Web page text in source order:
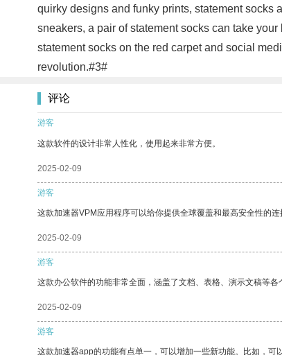
quirky designs and funky prints, statement socks
sneakers, a pair of statement socks can take
statement socks on the red carpet and social
revolution.#3#
评论
游客
这款软件的设计非常人性化，使用起来非常方便。
2025-02-09
游客
这款加速器VPM应用程序可以给你提供全球覆盖和最高安全性的连
2025-02-09
游客
这款办公软件的功能非常全面，涵盖了文档、表格、演示文稿等
2025-02-09
游客
这款加速器app的功能有点单一，可以增加一些新功能。比如，可